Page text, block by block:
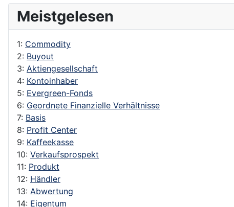
Meistgelesen
1: Commodity
2: Buyout
3: Aktiengesellschaft
4: Kontoinhaber
5: Evergreen-Fonds
6: Geordnete Finanzielle Verhältnisse
7: Basis
8: Profit Center
9: Kaffeekasse
10: Verkaufsprospekt
11: Produkt
12: Händler
13: Abwertung
14: Eigentum